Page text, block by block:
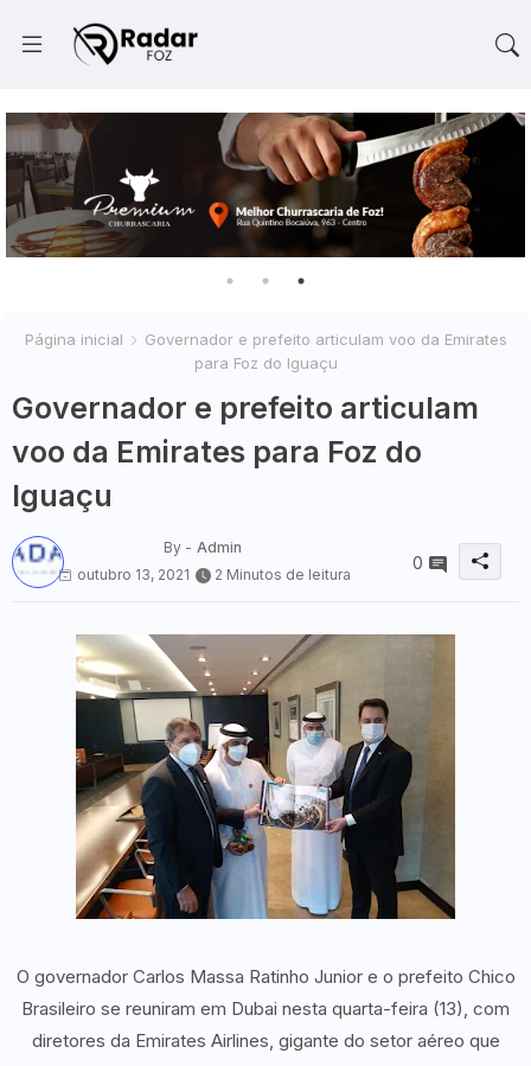
Página inicial
Governador e prefeito articulam voo da Emirates
para Foz do Iguaçu
Governador e prefeito articulam
voo da Emirates para Foz do
Iguaçu
By - Admin
outubro 13, 2021
2 Minutos de leitura
0
O governador Carlos Massa Ratinho Junior e o prefeito Chico
Brasileiro se reuniram em Dubai nesta quarta-feira (13), com
diretores da Emirates Airlines, gigante do setor aéreo que